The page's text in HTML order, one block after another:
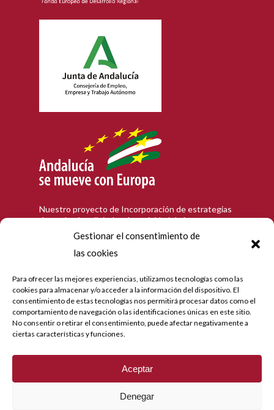
Gestionar el consentimiento de
las cookies
Para ofrecer las mejores experiencias, utilizamos tecnologías como las
cookies para almacenar y/o acceder a la información del dispositivo. El
consentimiento de estas tecnologías nos permitirá procesar datos como el
comportamiento de navegación o las identificaciones únicas en este sitio.
No consentir o retirar el consentimiento, puede afectar negativamente a
ciertas características y funciones.
Aceptar
Denegar
Nuestro proyecto de Incorporación de estrategias
de marketing digital en la actividad de la empresa
en la población de Córdoba, que tiene como
objetivo contribuir a la modernización digital y a la
mejora de la competitividad de las personas
ayuda de la Unión Europea y de la Junta de
Andalucía con cargo al Programa Operativo FEDER
de Andalucía 2014-2020. Hemos realizado diseño e
implantación de tienda online, gestión de redes
sociales y mail marketing.